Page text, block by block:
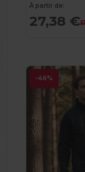
À partir de:
27,38 €
-46%